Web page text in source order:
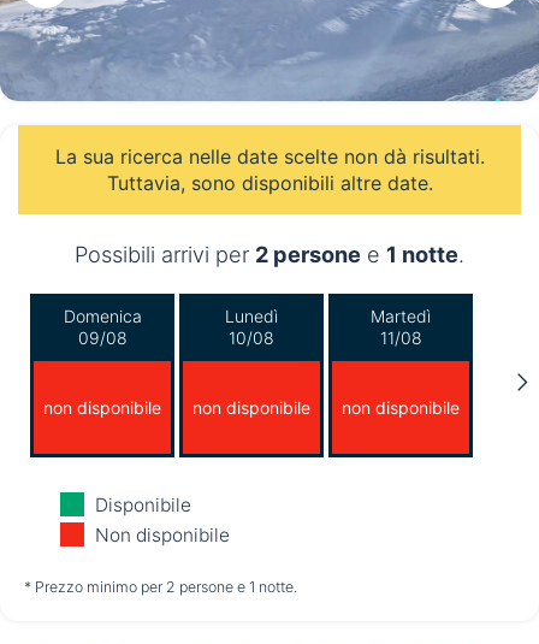
La sua ricerca nelle date scelte non dà risultati.
Tuttavia, sono disponibili altre date.
Possibili arrivi per 2 persone e 1 notte.
Domenica
09/08
non disponibile
Lunedì
10/08
non disponibile
Martedì
11/08
non disponibile
Mercoledì
12/08
non disponibile non disponibile
Disponibile
Non disponibile
* Prezzo minimo per 2 persone e 1 notte.